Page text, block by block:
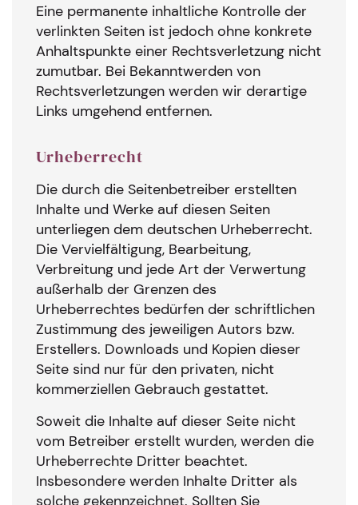
Eine permanente inhaltliche Kontrolle der
verlinkten Seiten ist jedoch ohne konkrete
Anhaltspunkte einer Rechtsverletzung nicht
zumutbar. Bei Bekanntwerden von
Rechtsverletzungen werden wir derartige
Links umgehend entfernen.
Urheberrecht
Die durch die Seitenbetreiber erstellten
Inhalte und Werke auf diesen Seiten
unterliegen dem deutschen Urheberrecht.
Die Vervielfältigung, Bearbeitung,
Verbreitung und jede Art der Verwertung
außerhalb der Grenzen des
Urheberrechtes bedürfen der schriftlichen
Zustimmung des jeweiligen Autors bzw.
Erstellers. Downloads und Kopien dieser
Seite sind nur für den privaten, nicht
kommerziellen Gebrauch gestattet.
Soweit die Inhalte auf dieser Seite nicht
vom Betreiber erstellt wurden, werden die
Urheberrechte Dritter beachtet.
Insbesondere werden Inhalte Dritter als
solche gekennzeichnet. Sollten Sie